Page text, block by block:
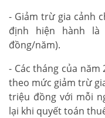
- Giảm trừ gia cảnh
định hiện hành là
đồng/năm).
- Các tháng của
theo mức giảm trừ
triệu đồng với mỗi
lại khi quyết toán